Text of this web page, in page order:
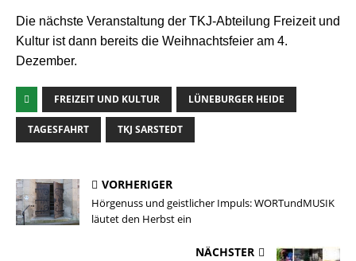
Die nächste Veranstaltung der TKJ-Abteilung Freizeit und
Kultur ist dann bereits die Weihnachtsfeier am 4.
Dezember.
FREIZEIT UND KULTUR LÜNEBURGER HEIDE
TAGESFAHRT TKJ SARSTEDT
VORHERIGER
Hörgenuss und geistlicher Impuls: WORTundMUSIK
läutet den Herbst ein
NÄCHSTER